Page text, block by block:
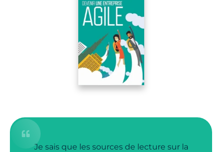
Je sais que les sources de lecture sur la